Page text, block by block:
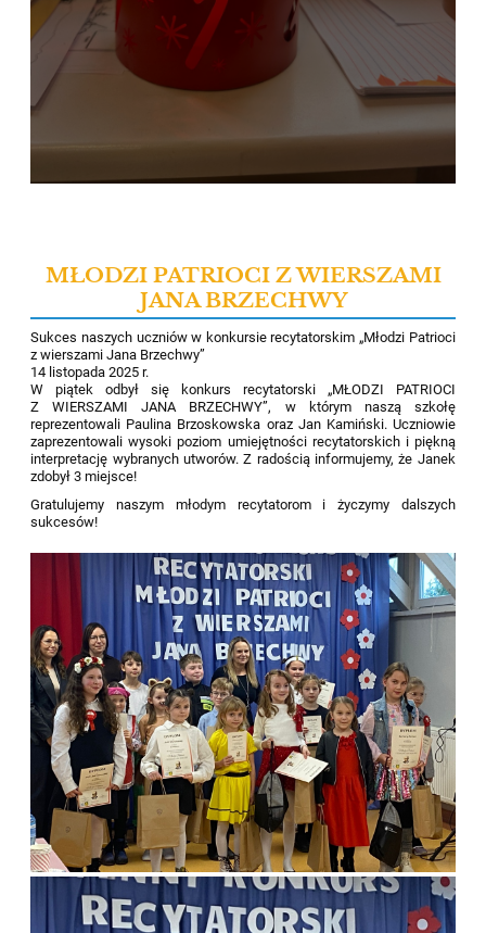
MŁODZI PATRIOCI Z WIERSZAMI
JANA BRZECHWY
Sukces naszych uczniów w konkursie recytatorskim „Młodzi Patrioci
z wierszami Jana Brzechwy”
14 listopada 2025 r.
W piątek odbył się konkurs recytatorski „MŁODZI PATRIOCI
Z WIERSZAMI JANA BRZECHWY”, w którym naszą szkołę
reprezentowali Paulina Brzoskowska oraz Jan Kamiński. Uczniowie
zaprezentowali wysoki poziom umiejętności recytatorskich i piękną
interpretację wybranych utworów. Z radością informujemy, że Janek
zdobył 3 miejsce!
Gratulujemy naszym młodym recytatorom i życzymy dalszych
sukcesów!